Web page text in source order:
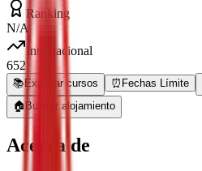
Ranking
N/A
Internacional
652
📚 Explorar cursos ⏰ Fechas Límite
🏠 Buscar alojamiento
Acerca de